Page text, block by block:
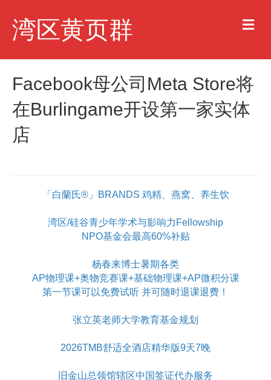
湾区黄页群 M
e
u
Facebook母公司Meta Store将
在Burlingame开设第一家实体
店
「白蘭氏®」BRANDS 鸡精、燕窝、养生饮
湾区/硅谷青少年学术与影响力Fellowship
NPO基金会最高60%补贴
杨春来博士暑期各类
AP物理课+奥物竞赛课+基础物理课+AP微积分课
第一节课可以免费试听 并可随时退课退费！
张立英老师大学教育基金规划
2026TMB舒适全酒店精华版9天7晚
旧金山总领馆辖区中国签证代办服务